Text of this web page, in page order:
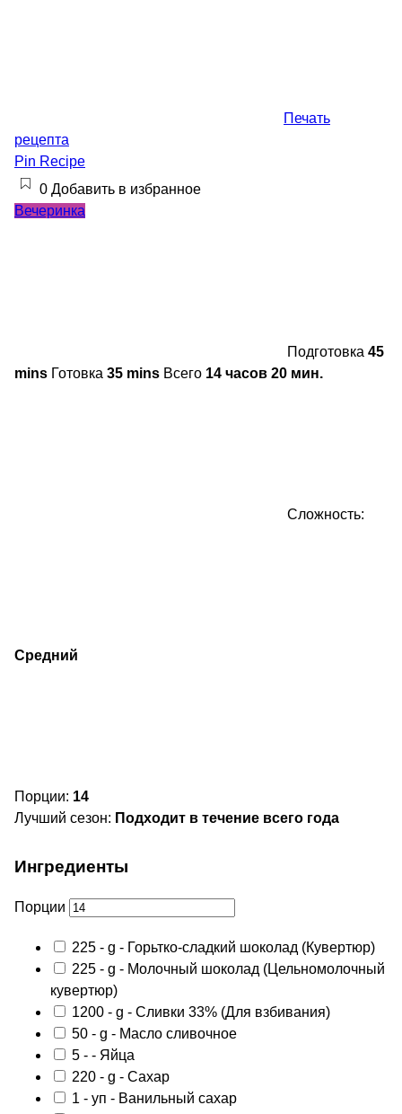
Печать
рецепта
Pin Recipe
0 Добавить в избранное
Вечеринка
Подготовка 45
mins Готовка 35 mins Всего 14 часов 20 мин.
Сложность:
Средний
Порции: 14
Лучший сезон: Подходит в течение всего года
Ингредиенты
Порции
225 - g - Горьтко-сладкий шоколад (Кувертюр)
225 - g - Молочный шоколад (Цельномолочный
кувертюр)
1200 - g - Сливки 33% (Для взбивания)
50 - g - Масло сливочное
5 - - Яйца
220 - g - Сахар
1 - уп - Ванильный сахар